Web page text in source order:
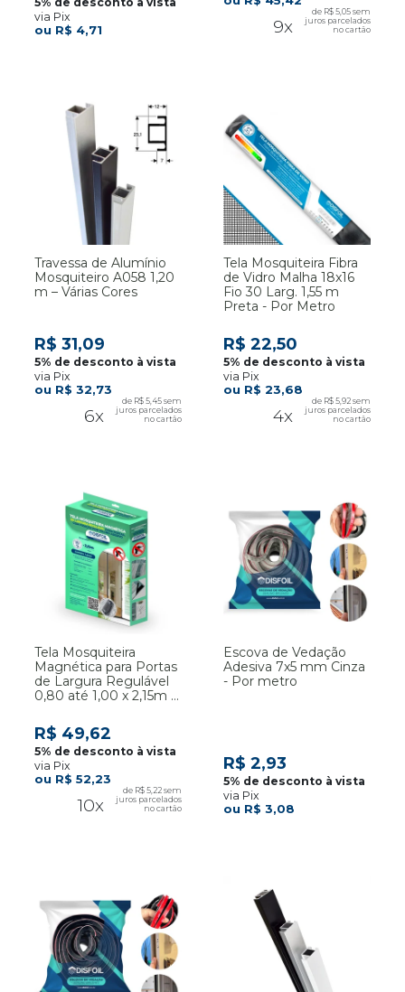
R$ 4,71
via Pix 9x
R$ 5,05
Travessa de Alumínio
Mosquiteiro A058 1,20
m – Várias Cores
R$ 32,73
6x
R$ 5,45
R$ 31,09
via Pix
Tela Mosquiteira Fibra
de Vidro Malha 18x16
Fio 30 Larg. 1,55 m
Preta - Por Metro
R$ 23,68
4x
R$ 5,92
R$ 22,50
via Pix
Tela Mosquiteira
Magnética para Portas
de Largura Regulável
0,80 até 1,00 x 2,15m -
R$ 52,23
10x
R$ 5,22
R$ 49,62
via Pix
Escova de Vedação
Adesiva 7x5 mm Cinza
- Por metro
R$ 3,08
R$ 2,93
via Pix